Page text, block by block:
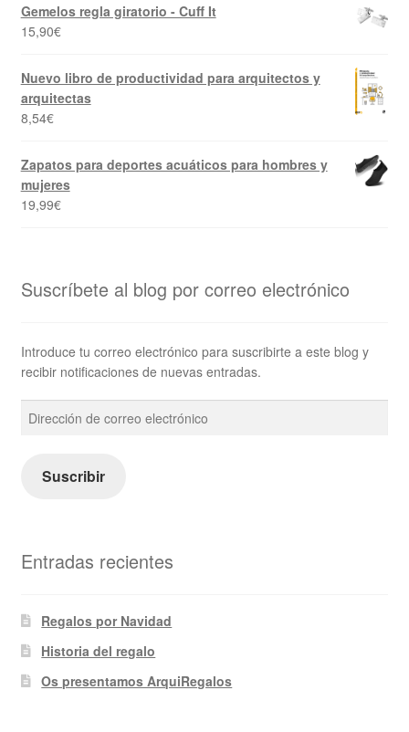
Gemelos regla giratorio - Cuff It
15,90€
Nuevo libro de productividad para arquitectos y
arquitectas
8,54€
Zapatos para deportes acuáticos para hombres y
mujeres
19,99€
Suscríbete al blog por correo electrónico
Introduce tu correo electrónico para suscribirte a este blog y
recibir notificaciones de nuevas entradas.
de
electrónico
Suscribir
Entradas recientes
Regalos por Navidad
Historia del regalo
Os presentamos ArquiRegalos